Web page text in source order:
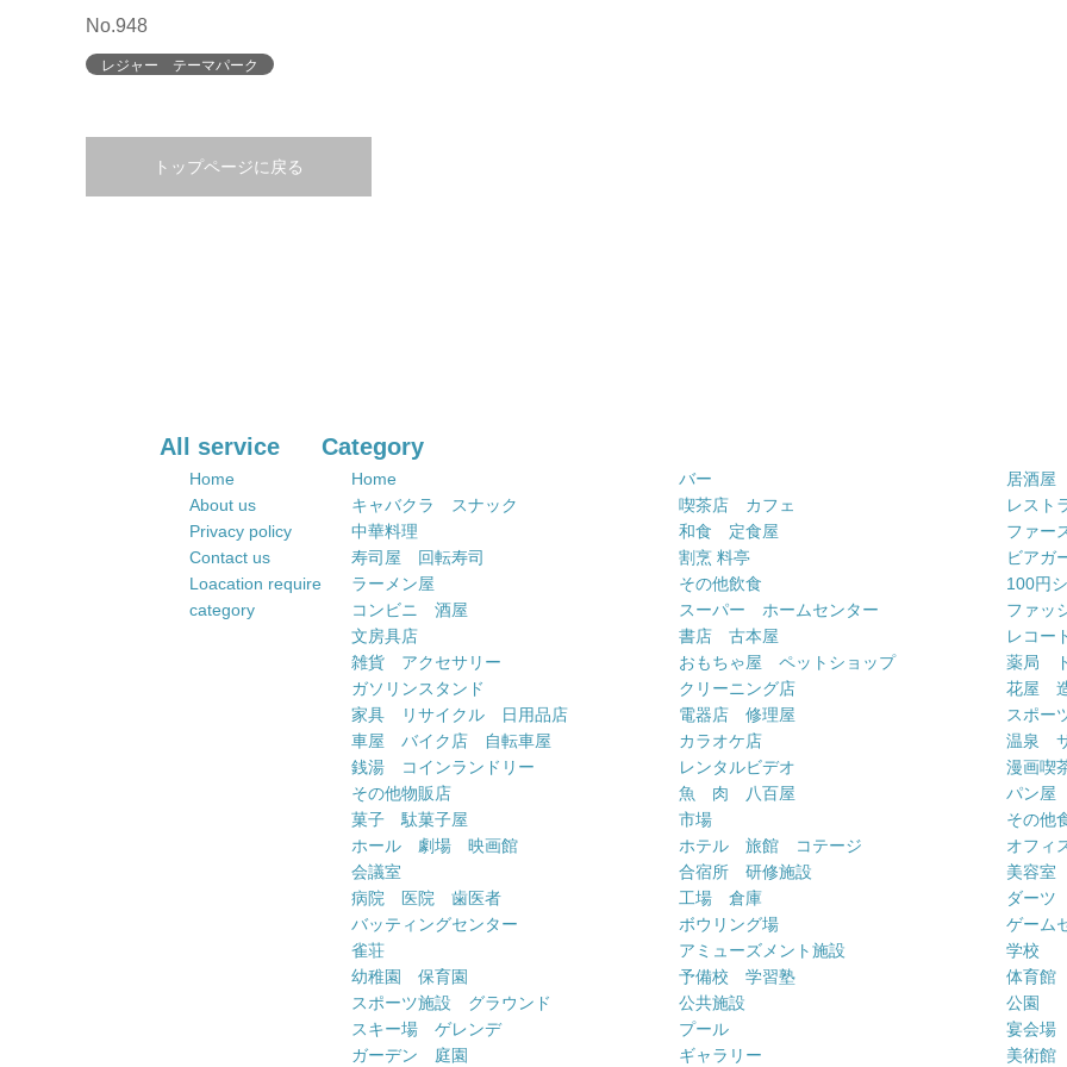
No.948
レジャー テーマパーク
トップページに戻る
All service
Home
About us
Privacy policy
Contact us
Loacation require
category
Category
Home バー
居酒屋
キャバクラ スナック
喫茶店 カフェ
レスト
中華料理
和食 定食屋
ファー
寿司屋 回転寿司
割烹 料亭
ビアガ
ラーメン屋
その他飲食
100円
コンビニ 酒屋
スーパー ホームセンター
ファッ
文房具店
書店 古本屋
レコー
雑貨 アクセサリー
おもちゃ屋 ペットショップ
薬局
ガソリンスタンド
クリーニング店
花屋
家具 リサイクル 日用品店
電器店 修理屋
スポー
車屋 バイク店 自転車屋
カラオケ店
温泉
銭湯 コインランドリー
レンタルビデオ
漫画喫
その他物販店
魚 肉 八百屋
パン屋
菓子 駄菓子屋
市場
その他
ホール 劇場 映画館
ホテル 旅館 コテージ
オフィ
会議室
合宿所 研修施設
美容室
病院 医院 歯医者
工場 倉庫
ダーツ
バッティングセンター
ボウリング場
ゲーム
雀荘
アミューズメント施設
学校
幼稚園 保育園
予備校 学習塾
体育館
スポーツ施設 グラウンド
公共施設
公園
スキー場 ゲレンデ
プール
宴会場
ガーデン 庭園
ギャラリー 美術館